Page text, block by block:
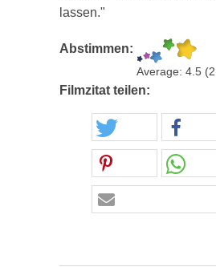
lassen."
Abstimmen:
Average: 4.5 (2
Filmzitat teilen: